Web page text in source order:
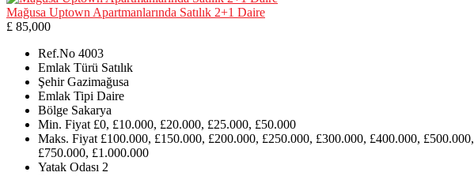
Mağusa Uptown Apartmanlarında Satılık 2+1 Daire
£ 85,000
Ref.No 4003
Emlak Türü Satılık
Şehir Gazimağusa
Emlak Tipi Daire
Bölge Sakarya
Min. Fiyat £0, £10.000, £20.000, £25.000, £50.000
Maks. Fiyat £100.000, £150.000, £200.000, £250.000, £300.000, £400.000, £500.000,
£750.000, £1.000.000
Yatak Odası 2